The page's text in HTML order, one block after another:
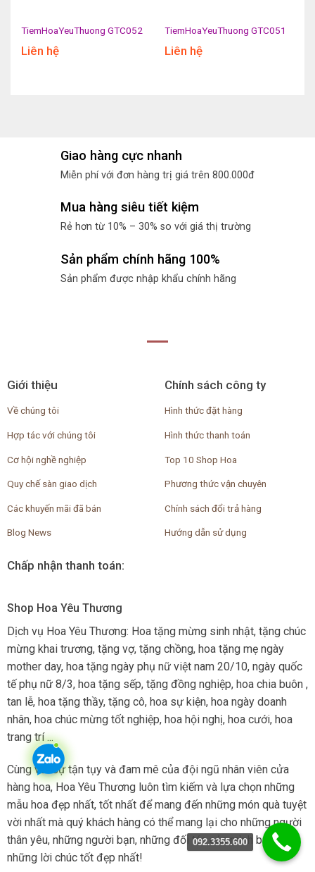
TiemHoaYeuThuong GTC052
Liên hệ
TiemHoaYeuThuong GTC051
Liên hệ
Giao hàng cực nhanh
Miễn phí với đơn hàng trị giá trên 800.000đ
Mua hàng siêu tiết kiệm
Rẻ hơn từ 10% – 30% so với giá thị trường
Sản phẩm chính hãng 100%
Sản phẩm được nhập khẩu chính hãng
Giới thiệu
Về chúng tôi
Hợp tác với chúng tôi
Cơ hội nghề nghiệp
Quy chế sàn giao dịch
Các khuyến mãi đã bán
Blog News
Chính sách công ty
Hình thức đặt hàng
Hình thức thanh toán
Top 10 Shop Hoa
Phương thức vận chuyên
Chính sách đổi trả hàng
Hướng dẫn sử dụng
Chấp nhận thanh toán:
Shop Hoa Yêu Thương
Dịch vụ Hoa Yêu Thương: Hoa tặng mừng sinh nhật, tặng chúc
mừng khai trương, tặng vợ, tặng chồng, hoa tặng mẹ ngày
mother day, hoa tặng ngày phụ nữ việt nam 20/10, ngày quốc
tế phụ nữ 8/3, hoa tặng sếp, tặng đồng nghiệp, hoa chia buôn ,
tan lễ, hoa tặng thầy, tặng cô, hoa sự kiện, hoa ngày doanh
nhân, hoa chúc mừng tốt nghiệp, hoa hội nghị, hoa cưới, hoa
trang trí ...
Cùng với sự tận tụy và đam mê của đội ngũ nhân viên cửa
hàng hoa, Hoa Yêu Thương luôn tìm kiếm và lựa chọn những
mẫu hoa đẹp nhất, tốt nhất để mang đến những món quà tuyệt
vời nhất mà quý khách hàng có thể mang lại cho những người
thân yêu, những người bạn, những đối tác của mình bằng
những lời chúc tốt đẹp nhất!
092.3355.600